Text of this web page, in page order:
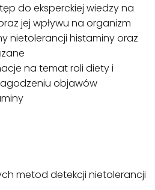
do eksperckiej wiedzy na
jej wpływu na organizm
nietolerancji histaminy oraz
na temat roli diety i
objawów
metod detekcji nietolerancji